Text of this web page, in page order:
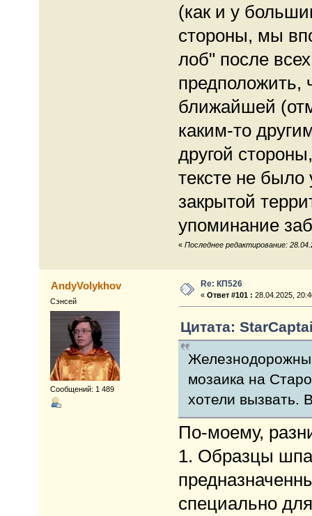
(как и у
стороны, мы
лоб" после
предположить,
ближайшей
каким-то
другой
тексте не было
закрытой
упоминание
« Последнее редактирование:
AndyVolykhov
Сэнсей
Сообщений: 1 489
Re: КП526
«Ответ #101 : 28.04.2025,
Цитата:
мозаика на
хотели вызвать.
По-моему,
1. Образцы
специально